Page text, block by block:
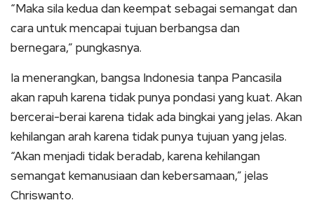
“Maka sila kedua dan keempat sebagai semangat dan
cara untuk mencapai tujuan berbangsa dan
bernegara,” pungkasnya.
Ia menerangkan, bangsa Indonesia tanpa Pancasila
akan rapuh karena tidak punya pondasi yang kuat. Akan
bercerai-berai karena tidak ada bingkai yang jelas. Akan
kehilangan arah karena tidak punya tujuan yang jelas.
“Akan menjadi tidak beradab, karena kehilangan
semangat kemanusiaan dan kebersamaan,” jelas
Chriswanto.